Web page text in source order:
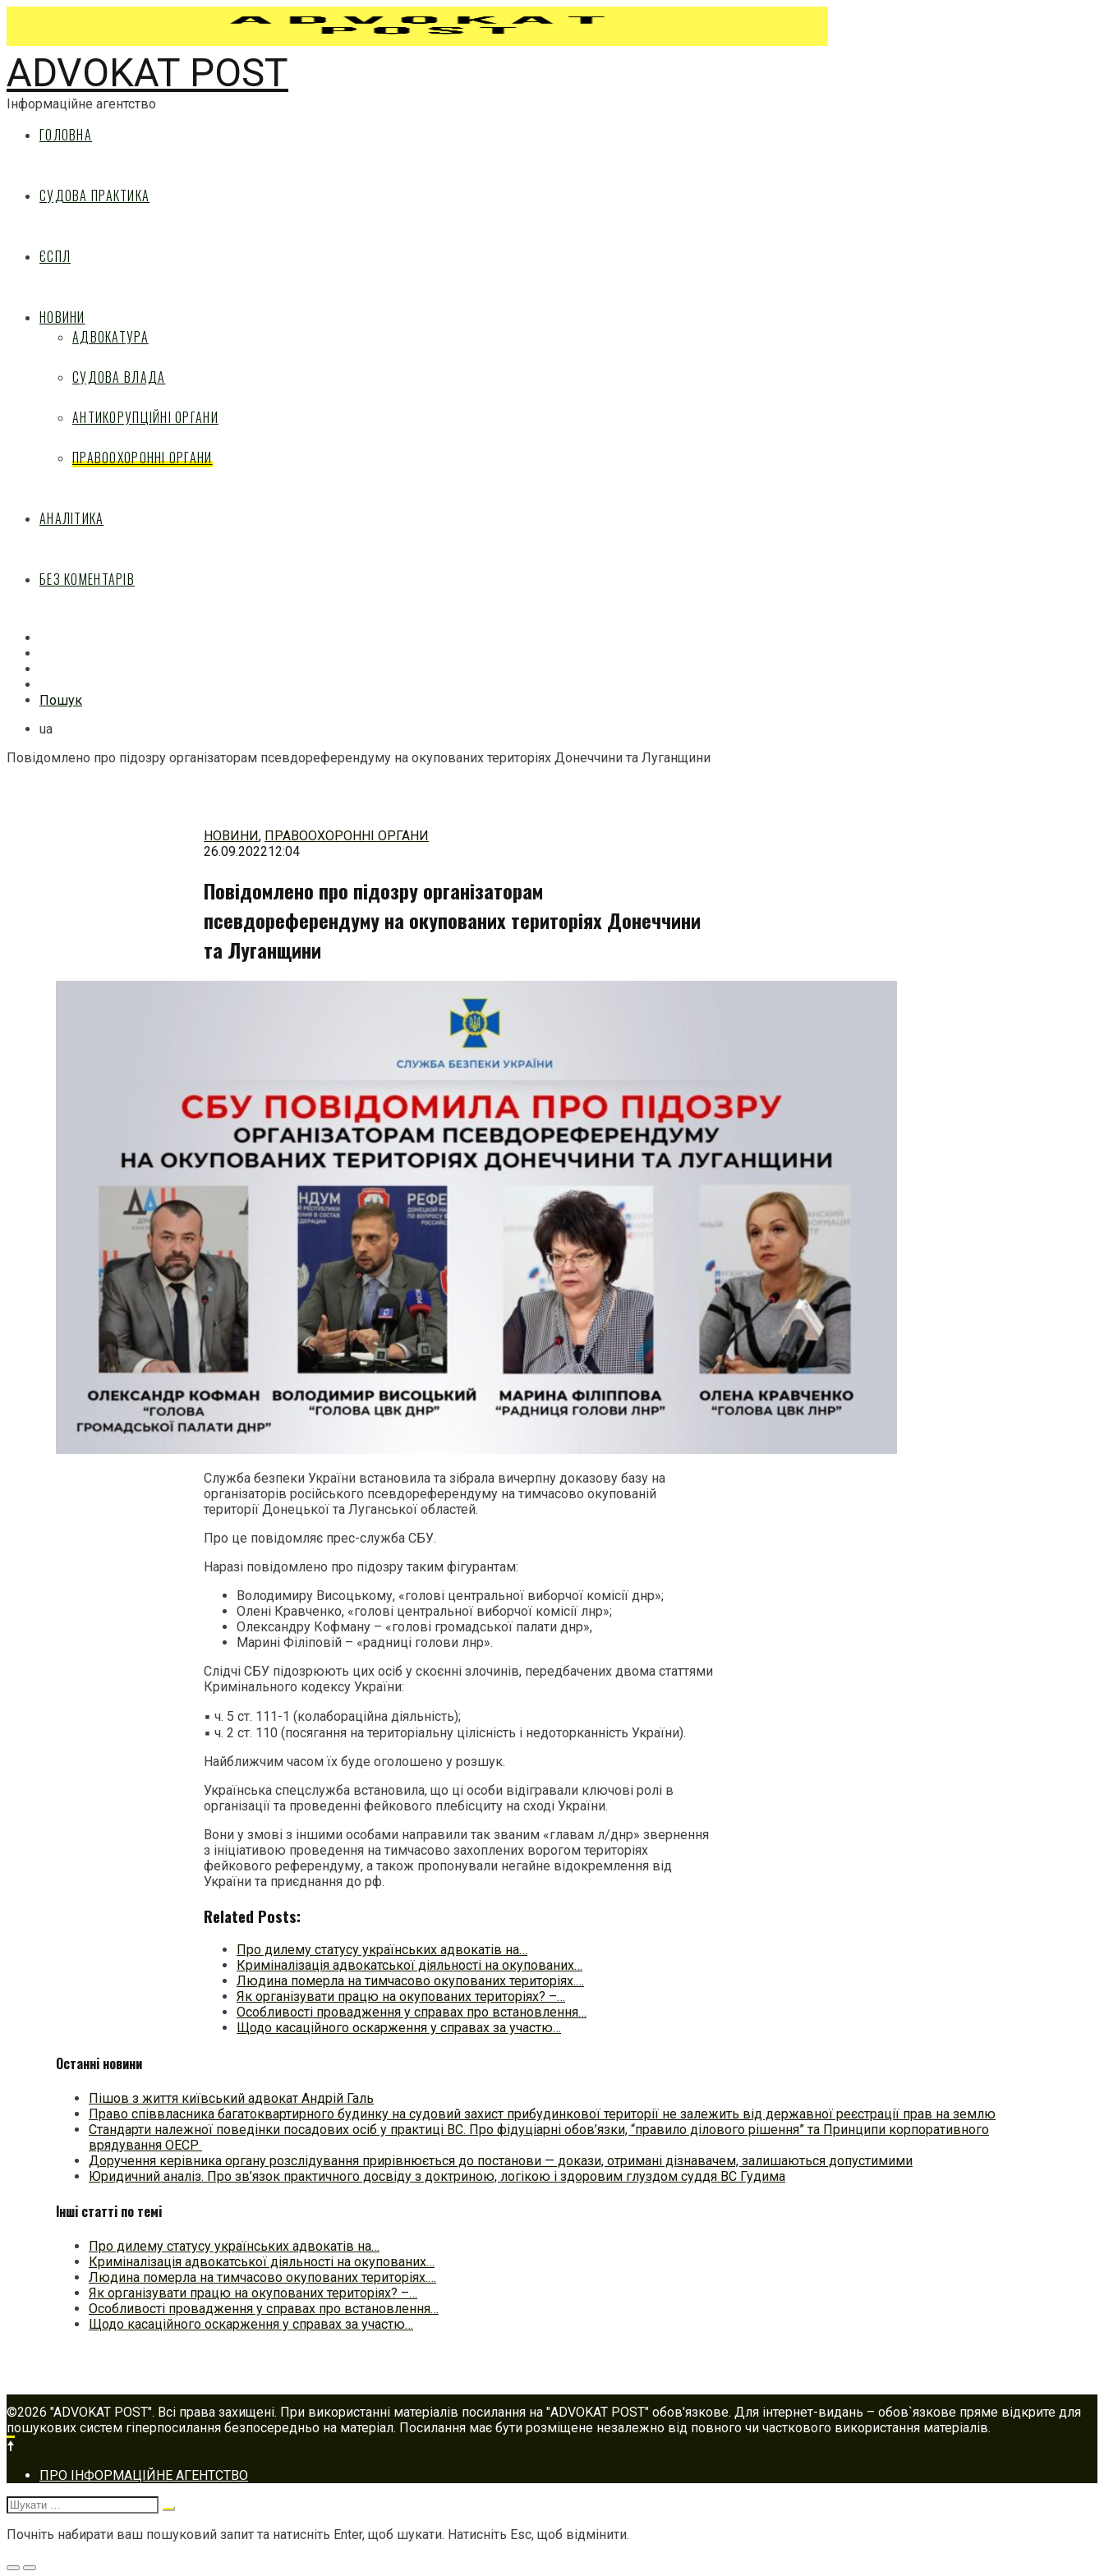
ADVOKAT POST
Інформаційне агентство
ГОЛОВНА
СУДОВА ПРАКТИКА
ЄСПЛ
НОВИНИ
АДВОКАТУРА
СУДОВА ВЛАДА
АНТИКОРУПЦІЙНІ ОРГАНИ
ПРАВООХОРОННІ ОРГАНИ
АНАЛІТИКА
БЕЗ КОМЕНТАРІВ
Пошук
ua
Повідомлено про підозру організаторам псевдореферендуму на окупованих територіях Донеччини та Луганщини
НОВИНИ, ПРАВООХОРОННІ ОРГАНИ
26.09.202212:04
Повідомлено про підозру організаторам
псевдореферендуму на окупованих територіях Донеччини
та Луганщини
Служба безпеки України встановила та зібрала вичерпну доказову базу на
організаторів російського псевдореферендуму на тимчасово окупованій
території Донецької та Луганської областей.
Про це повідомляє прес-служба СБУ.
Наразі повідомлено про підозру таким фігурантам:
Володимиру Висоцькому, «голові центральної виборчої комісії днр»;
Олені Кравченко, «голові центральної виборчої комісії лнр»;
Олександру Кофману – «голові громадської палати днр»,
Марині Філіповій – «радниці голови лнр».
Слідчі СБУ підозрюють цих осіб у скоєнні злочинів, передбачених двома статтями
Кримінального кодексу України:
▪️ ч. 5 ст. 111-1 (колабораційна діяльність);
▪️ ч. 2 ст. 110 (посягання на територіальну цілісність і недоторканність України).
Найближчим часом їх буде оголошено у розшук.
Українська спецслужба встановила, що ці особи відігравали ключові ролі в
організації та проведенні фейкового плебісциту на сході України.
Вони у змові з іншими особами направили так званим «главам л/днр» звернення
з ініціативою проведення на тимчасово захоплених ворогом територіях
фейкового референдуму, а також пропонували негайне відокремлення від
України та приєднання до рф.
Related Posts:
Про дилему статусу українських адвокатів на…
Криміналізація адвокатської діяльності на окупованих…
Людина померла на тимчасово окупованих територіях.…
Як організувати працю на окупованих територіях? –…
Особливості провадження у справах про встановлення…
Щодо касаційного оскарження у справах за участю…
Останні новини
Пішов з життя київський адвокат Андрій Галь
Право співвласника багатоквартирного будинку на судовий захист прибудинкової території не залежить від державної реєстрації прав на землю
Стандарти належної поведінки посадових осіб у практиці ВC. Про фідуціарні обов’язки, “правило ділового рішення” та Принципи корпоративного
врядування ОЕСР
Доручення керівника органу розслідування прирівнюється до постанови — докази, отримані дізнавачем, залишаються допустимими
Юридичний аналіз. Про зв’язок практичного досвіду з доктриною, логікою і здоровим глуздом суддя ВС Гудима
Інші статті по темі
Про дилему статусу українських адвокатів на…
Криміналізація адвокатської діяльності на окупованих…
Людина померла на тимчасово окупованих територіях.…
Як організувати працю на окупованих територіях? –…
Особливості провадження у справах про встановлення…
Щодо касаційного оскарження у справах за участю…
©2026 "ADVOKAT POST". Всі права захищені. При використанні матеріалів посилання на "ADVOKAT POST" обов'язкове. Для інтернет-видань – обов`язкове пряме відкрите для
пошукових систем гіперпосилання безпосередньо на матеріал. Посилання має бути розміщене незалежно від повного чи часткового використання матеріалів.
Footer
navigation
ПРО ІНФОРМАЦІЙНЕ АГЕНТСТВО
Шукати:
Почніть набирати ваш пошуковий запит та натисніть Enter, щоб шукати. Натисніть Esc, щоб відмінити.
Меню